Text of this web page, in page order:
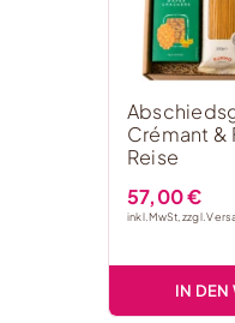
Crémant &
Reise
57,00€
inkl. MwSt, zzgl.
IN DEN